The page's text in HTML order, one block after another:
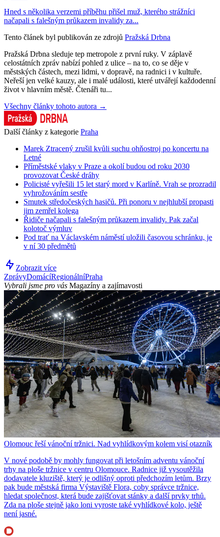
Hned s několika verzemi příběhu přišel muž, kterého strážníci
načapali s falešným průkazem invalidy za...
Tento článek byl publikován ze zdrojů Pražská Drbna
Pražská Drbna sleduje tep metropole z první ruky. V záplavě
celostátních zpráv nabízí pohled z ulice – na to, co se děje v
městských částech, mezi lidmi, v dopravě, na radnici i v kultuře.
Neřeší jen velké kauzy, ale i malé události, které utvářejí každodenní
život v hlavním městě. Čtenáři tu...
Všechny články tohoto autora →
Další články z kategorie Praha
Marek Ztracený zrušil kvůli suchu ohňostroj po koncertu na
Letné
Příměstské vlaky v Praze a okolí budou od roku 2030
provozovat České dráhy
Policisté vyřešili 15 let starý mord v Karlíně. Vrah se prozradil
vyhrožováním sestře
Smutek středočeských hasičů. Při ponoru v nejhlubší propasti
jim zemřel kolega
Řidiče načapali s falešným průkazem invalidy. Pak začal
kolotoč výmluv
Pod trať na Václavském náměstí uložili časovou schránku, je
v ní 30 předmětů
Zobrazit více
ZprávyDomácíRegionálníPraha
Vybrali jsme pro vás Magazíny a zajímavosti
Olomouc řeší vánoční tržnici. Nad vyhlídkovým kolem visí otazník
V nové podobě by mohly fungovat při letošním adventu vánoční
trhy na ploše tržnice v centru Olomouce. Radnice již vysoutěžila
dodavatele kluziště, který je odlišný oproti předchozím letům. Brzy
pak bude městská firma Výstaviště Flora, coby správce tržnice,
hledat společnost, která bude zajišťovat stánky a další prvky trhů.
Zda na ploše stejně jako loni vyroste také vyhlídkové kolo, ještě
není jasné.